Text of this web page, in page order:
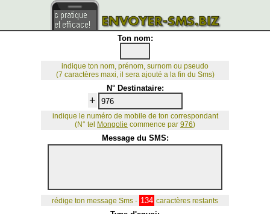
Ton nom:
indique ton nom, prénom, surnom ou pseudo
(7 caractères maxi, il sera ajouté a la fin du Sms)
N° Destinataire:
+
indique le numéro de mobile de ton correspondant
(N° tel
Mongolie commence par 976)
Message du SMS:
rédige ton message Sms - 134 caractères restants